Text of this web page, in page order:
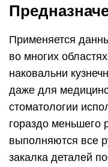
Применяется
во многих
наковальни
даже для
стоматологии
гораздо меньшего
выполняются все
закалка деталей